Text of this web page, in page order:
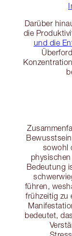
Darüber
die
und die
sowohl
Bedeutung
führen,
frühzeitig zu
bedeutet,